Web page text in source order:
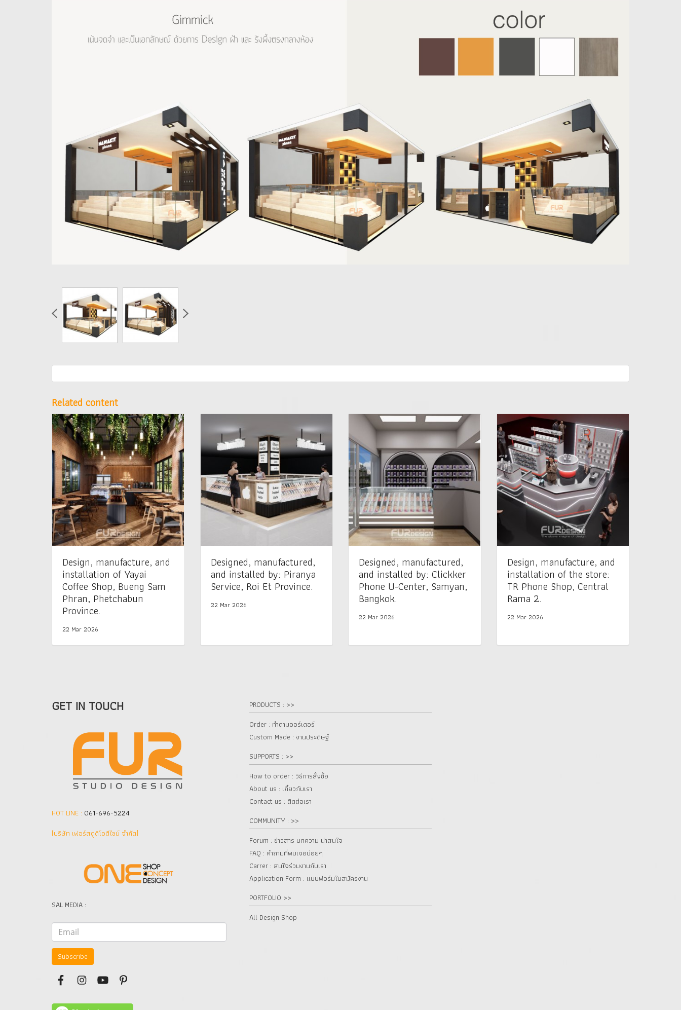
Related content
Design, manufacture, and
installation of Yayai
Coffee Shop, Bueng Sam
Phran, Phetchabun
Province.
22 Mar 2026
Designed, manufactured,
and installed by: Piranya
Service, Roi Et Province.
22 Mar 2026
Designed, manufactured,
and installed by: Clickker
Phone U-Center, Samyan,
Bangkok.
22 Mar 2026
Design, manufacture, and
installation of the store:
TR Phone Shop, Central
Rama 2.
22 Mar 2026
GET IN TOUCH
HOT LINE : 061-696-5224
(บริษัท เฟอร์สตูดิโอดีไซน์ จำกัด]
SAL MEDIA :
Subscribe
PRODUCTS : >>
Order : ทำตามออร์เดอร์
Custom Made : งานประดิษฐ์
SUPPORTS : >>
How to order : วิธีการสั่งซื้อ
About us : เกี๋ยวกับเรา
Contact us : ติดต่อเรา
COMMUNITY : >>
Forum : ข่าวสาร บทความ น่าสนใจ
FAQ : คำถามที่พบเจอบ่อยๆ
Carrer : สนใจร่วมงานกับเรา
Application Form : แบบฟอร์มใบสมัครงาน
PORTFOLIO >>
All Design Shop